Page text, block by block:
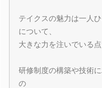
テイクスの魅力は一人
について、
大きな力を注いでいる点
研修制度の構築や技術
の